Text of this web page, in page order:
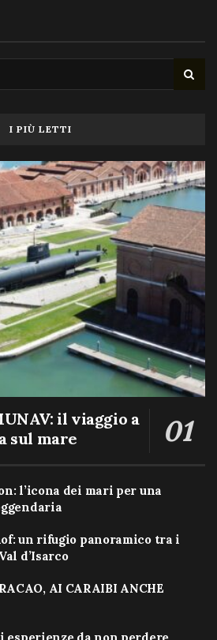
I PIÙ LETTI
il viaggio a
sul mare
l’icona dei mari per una
un rifugio panoramico tra i
d’Isarco
AI CARAIBI ANCHE